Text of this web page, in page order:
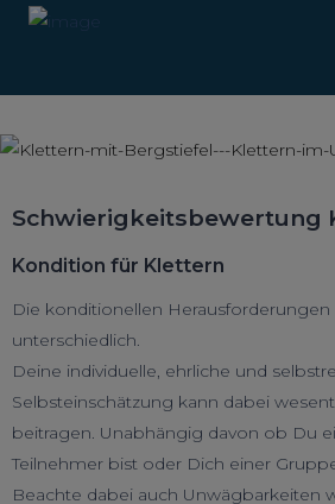
Schwierigkeitsbewertung
Kondition für Klettern
Die konditionellen
unterschiedlich.
Deine individuelle, ehrliche und
Selbsteinschätzung kann dabei
beitragen. Unabhängig davon ob Du
Teilnehmer bist oder Dich einer
Beachte dabei auch Unwägbarkeiten